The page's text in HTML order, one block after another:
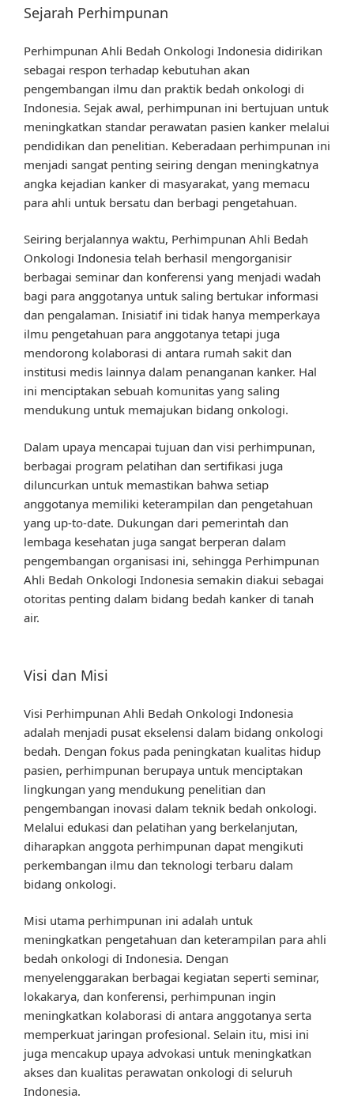
Sejarah Perhimpunan
Perhimpunan Ahli Bedah Onkologi Indonesia didirikan
sebagai respon terhadap kebutuhan akan
pengembangan ilmu dan praktik bedah onkologi di
Indonesia. Sejak awal, perhimpunan ini bertujuan untuk
meningkatkan standar perawatan pasien kanker melalui
pendidikan dan penelitian. Keberadaan perhimpunan ini
menjadi sangat penting seiring dengan meningkatnya
angka kejadian kanker di masyarakat, yang memacu
para ahli untuk bersatu dan berbagi pengetahuan.
Seiring berjalannya waktu, Perhimpunan Ahli Bedah
Onkologi Indonesia telah berhasil mengorganisir
berbagai seminar dan konferensi yang menjadi wadah
bagi para anggotanya untuk saling bertukar informasi
dan pengalaman. Inisiatif ini tidak hanya memperkaya
ilmu pengetahuan para anggotanya tetapi juga
mendorong kolaborasi di antara rumah sakit dan
institusi medis lainnya dalam penanganan kanker. Hal
ini menciptakan sebuah komunitas yang saling
mendukung untuk memajukan bidang onkologi.
Dalam upaya mencapai tujuan dan visi perhimpunan,
berbagai program pelatihan dan sertifikasi juga
diluncurkan untuk memastikan bahwa setiap
anggotanya memiliki keterampilan dan pengetahuan
yang up-to-date. Dukungan dari pemerintah dan
lembaga kesehatan juga sangat berperan dalam
pengembangan organisasi ini, sehingga Perhimpunan
Ahli Bedah Onkologi Indonesia semakin diakui sebagai
otoritas penting dalam bidang bedah kanker di tanah
air.
Visi dan Misi
Visi Perhimpunan Ahli Bedah Onkologi Indonesia
adalah menjadi pusat ekselensi dalam bidang onkologi
bedah. Dengan fokus pada peningkatan kualitas hidup
pasien, perhimpunan berupaya untuk menciptakan
lingkungan yang mendukung penelitian dan
pengembangan inovasi dalam teknik bedah onkologi.
Melalui edukasi dan pelatihan yang berkelanjutan,
diharapkan anggota perhimpunan dapat mengikuti
perkembangan ilmu dan teknologi terbaru dalam
bidang onkologi.
Misi utama perhimpunan ini adalah untuk
meningkatkan pengetahuan dan keterampilan para ahli
bedah onkologi di Indonesia. Dengan
menyelenggarakan berbagai kegiatan seperti seminar,
lokakarya, dan konferensi, perhimpunan ingin
meningkatkan kolaborasi di antara anggotanya serta
memperkuat jaringan profesional. Selain itu, misi ini
juga mencakup upaya advokasi untuk meningkatkan
akses dan kualitas perawatan onkologi di seluruh
Indonesia.